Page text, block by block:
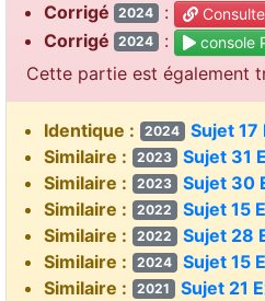
Corrigé 2024 :
Corrigé 2024 : console
Cette partie est également
Identique : 2024 Sujet 17
Similaire : 2023 Sujet 31
Similaire : 2023 Sujet 30
Similaire : 2022 Sujet 15
Similaire : 2022 Sujet 28
Similaire : 2024 Sujet 15
Similaire : 2021 Sujet 21